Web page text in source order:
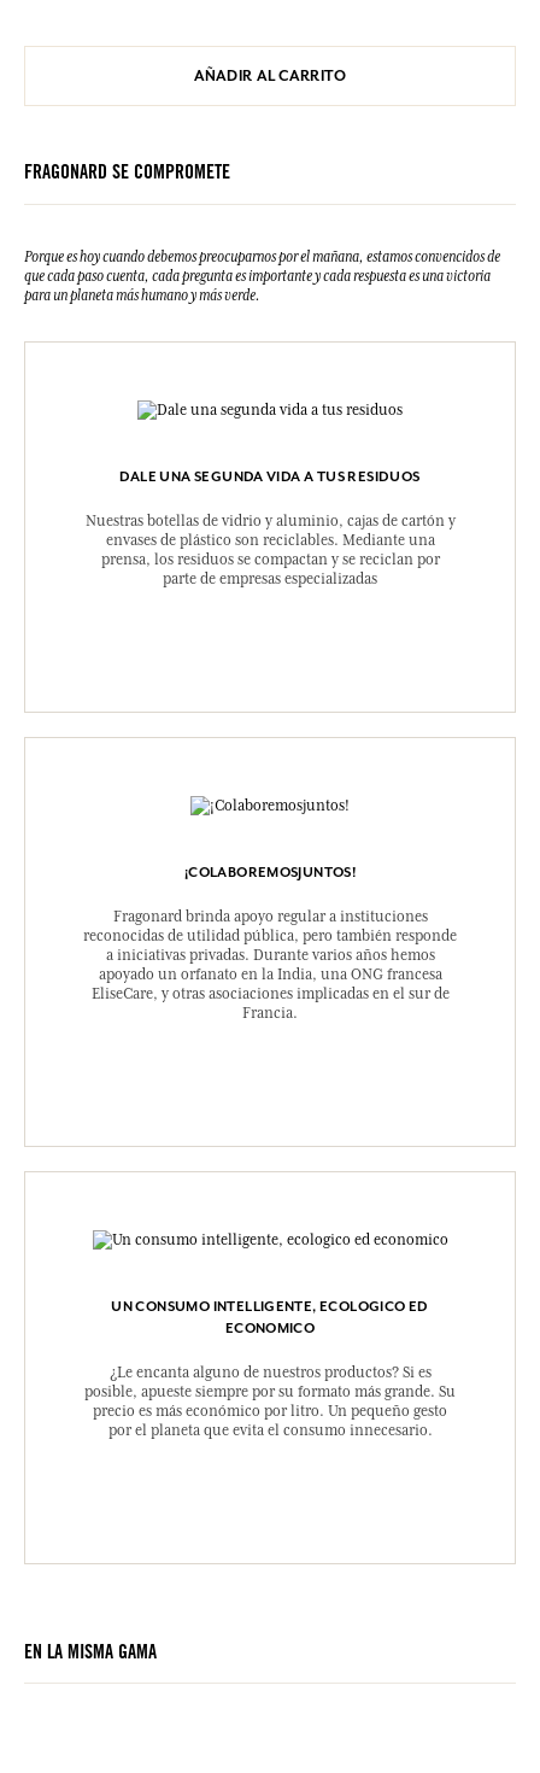
AÑADIR AL CARRITO
FRAGONARD SE COMPROMETE
Porque es hoy cuando debemos preocuparnos por el mañana, estamos convencidos de
que cada paso cuenta, cada pregunta es importante y cada respuesta es una victoria
para un planeta más humano y más verde.
DALE UNA SEGUNDA VIDA A TUS RESIDUOS
Nuestras botellas de vidrio y aluminio, cajas de cartón y
envases de plástico son reciclables. Mediante una
prensa, los residuos se compactan y se reciclan por
parte de empresas especializadas
¡COLABOREMOSJUNTOS!
Fragonard brinda apoyo regular a instituciones
reconocidas de utilidad pública, pero también responde
a iniciativas privadas. Durante varios años hemos
apoyado un orfanato en la India, una ONG francesa
EliseCare, y otras asociaciones implicadas en el sur de
Francia.
UN CONSUMO INTELLIGENTE, ECOLOGICO ED
ECONOMICO
¿Le encanta alguno de nuestros productos? Si es
posible, apueste siempre por su formato más grande. Su
precio es más económico por litro. Un pequeño gesto
por el planeta que evita el consumo innecesario.
EN LA MISMA GAMA